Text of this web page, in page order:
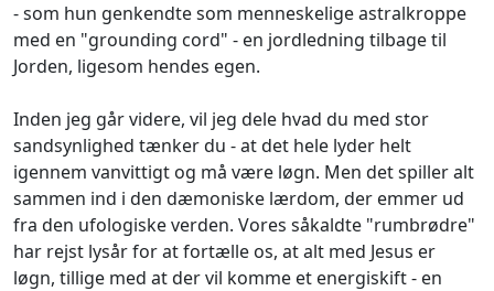
- som hun genkendte som menneskelige astralkroppe
med en "grounding cord" - en jordledning tilbage til
Jorden, ligesom hendes egen.
Inden jeg går videre, vil jeg dele hvad du med stor
sandsynlighed tænker du - at det hele lyder helt
igennem vanvittigt og må være løgn. Men det spiller alt
sammen ind i den dæmoniske lærdom, der emmer ud
fra den ufologiske verden. Vores såkaldte "rumbrødre"
har rejst lysår for at fortælle os, at alt med Jesus er
løgn, tillige med at der vil komme et energiskift - en